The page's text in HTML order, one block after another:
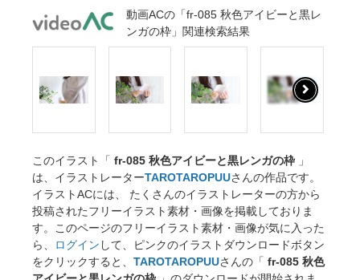
動画ACの「fr-085 秋色アイビーと黒レ
ンガの枠」関連検索結果
このイラスト「 fr-085 秋色アイビーと黒レンガの枠 」
は、イラストレーターTAROTAROPUUさんの作品です。
イラストACには、 たくさんのイラストレーターの方から
投稿されたフリーイラスト素材・画像を掲載しておりま
す。このページのフリーイラスト素材・画像が気に入った
ら、
ログイン して、ピンクのイラストダウンロードボタン
をクリックすると、 TAROTAROPUUさんの「 fr-085 秋色